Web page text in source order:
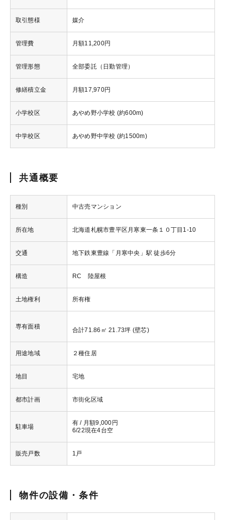
取引態様 媒介
管理費 月額11,200円
管理形態 全部委託（日勤管理）
修繕積立金 月額17,970円
小学校区 あやめ野小学校 (約600m)
中学校区 あやめ野中学校 (約1500m)
共通概要
種別 中古売マンション
所在地 北海道札幌市豊平区月寒東一条１０丁目1-10
交通 地下鉄東豊線「月寒中央」駅 徒歩6分
構造 RC 陸屋根
土地権利 所有権
専有面積
合計71.86㎡ 21.73坪 (壁芯)
用途地域 ２種住居
地目 宅地
都市計画 市街化区域
駐車場
有 / 月額9,000円
6/22現在4台空
販売戸数 1戸
物件の設備・条件